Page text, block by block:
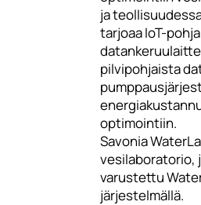
ja
tarjoaa IoT-
pilvipohjaista
optimointiin.
Savonia
vesilaboratorio,
varustettu
järjestelmällä.